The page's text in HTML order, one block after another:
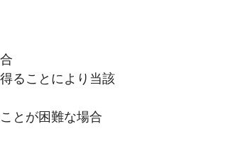
ることにより当該
とが困難な場合